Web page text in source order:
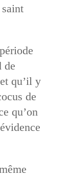
de
qu’il y
de
qu’on